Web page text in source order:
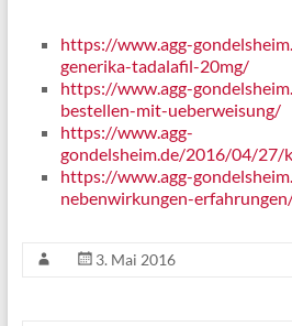
https://www.agg-
generika-tadalafil-20mg/
https://www.agg-
bestellen-mit-ueberweisung/
https://www.agg-
gondelsheim.de/2016/04/27/
https://www.agg-
nebenwirkungen-
3. Mai 2016